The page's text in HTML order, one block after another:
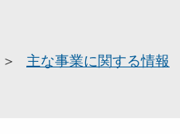
主な事業に関する情報